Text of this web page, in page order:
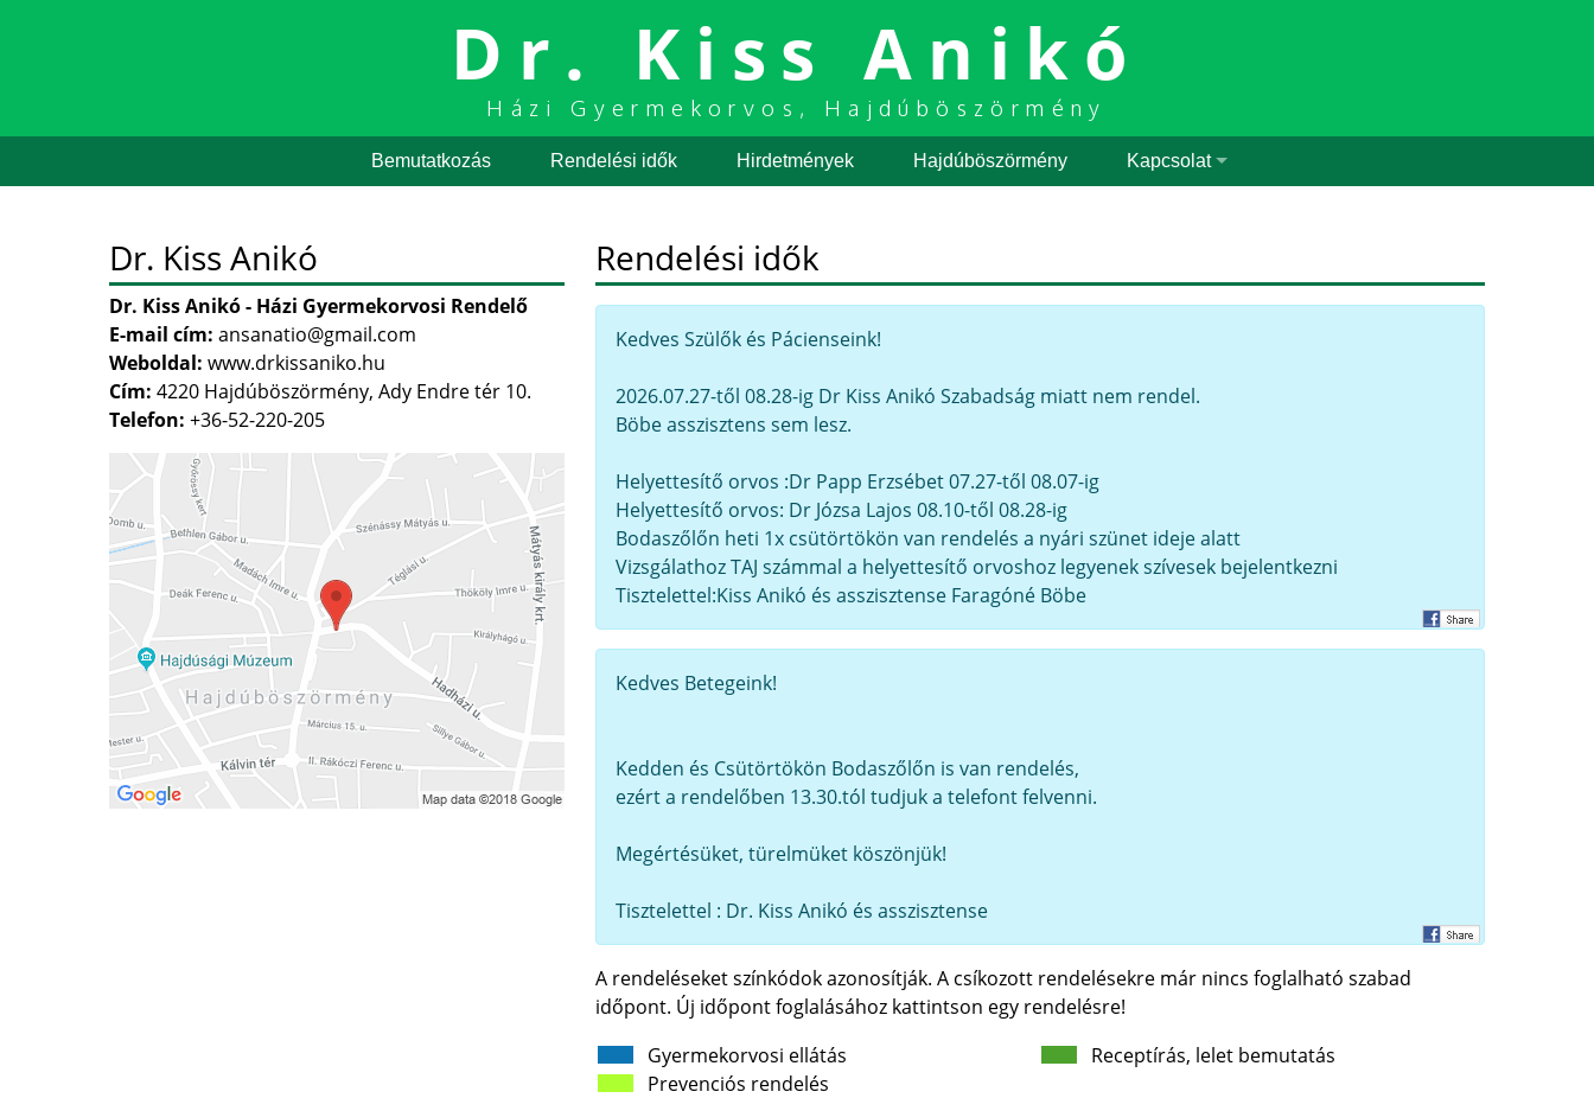
Dr. Kiss Anikó
Házi Gyermekorvos, Hajdúböszörmény
Bemutatkozás Rendelési idők Hirdetmények Hajdúböszörmény Kapcsolat
Rendelési idők
Kedves Szülők és Pácienseink!
2026.07.27-től 08.28-ig Dr Kiss Anikó Szabadság miatt nem rendel.
Böbe asszisztens sem lesz.
Helyettesítő orvos :Dr Papp Erzsébet 07.27-től 08.07-ig
Helyettesítő orvos: Dr Józsa Lajos 08.10-től 08.28-ig
Bodaszőlőn heti 1x csütörtökön van rendelés a nyári szünet ideje alatt
Vizsgálathoz TAJ számmal a helyettesítő orvoshoz legyenek szívesek bejelentkezni
Tisztelettel:Kiss Anikó és asszisztense Faragóné Böbe
Kedves Betegeink!
Kedden és Csütörtökön Bodaszőlőn is van rendelés,
ezért a rendelőben 13.30.tól tudjuk a telefont felvenni.
Megértésüket, türelmüket köszönjük!
Tisztelettel : Dr. Kiss Anikó és asszisztense
A rendeléseket színkódok azonosítják. A csíkozott rendelésekre már nincs foglalható szabad
időpont. Új időpont foglalásához kattintson egy rendelésre!
Gyermekorvosi ellátás
Receptírás, lelet bemutatás
Prevenciós rendelés
Dr. Kiss Anikó
Dr. Kiss Anikó - Házi Gyermekorvosi Rendelő
E-mail cím: ansanatio@gmail.com
Weboldal: www.drkissaniko.hu
Cím: 4220 Hajdúböszörmény, Ady Endre tér 10.
Telefon: +36-52-220-205